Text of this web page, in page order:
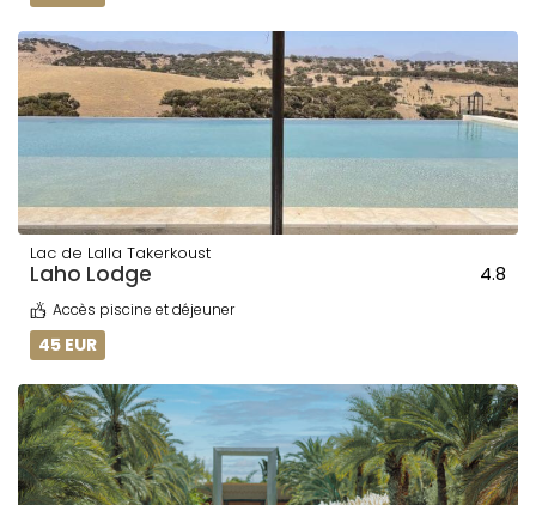
Lac de Lalla Takerkoust
Laho Lodge 4.8
Accès piscine et déjeuner
45 EUR